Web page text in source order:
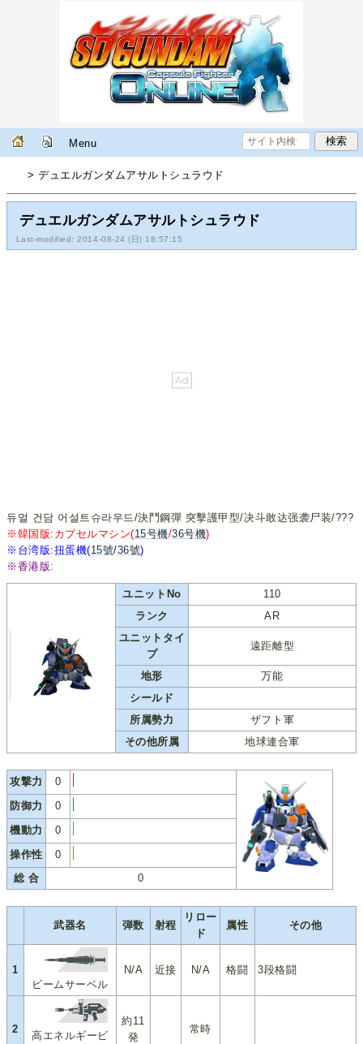
Menu
> デュエルガンダムアサルトシュラウド
デュエルガンダムアサルトシュラウド
Last-modified: 2014-08-24 (日) 18:57:15
듀얼 건담 어설트슈라우드/決鬥鋼彈 突擊護甲型/决斗敢达强袭尸装/???
※韓国版:カプセルマシン(15号機/36号機)
※台湾版:扭蛋機(15號/36號)
※香港版:
ユニットNo
110
ランク
AR
ユニットタイ
プ
遠距離型
地形
万能
シールド
所属勢力
ザフト軍
その他所属
地球連合軍
攻撃力
0
防御力
0
機動力
0
操作性
0
総 合
0
武器名 弾数 射程
リロー
ド
属性 その他
1
ビームサーベル
N/A 近接 N/A 格闘 3段格闘
2
高エネルギービ
約11
発
常時